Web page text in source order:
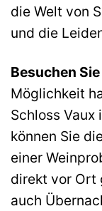
die Welt von
und die
Besuchen
Möglichkeit
Schloss Vaux
können Sie
einer
direkt vor Ort
auch